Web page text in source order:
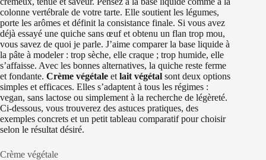
colonne vertébrale de votre tarte. Elle soutient les légumes,
porte les arômes et définit la consistance finale. Si vous avez
déjà essayé une quiche sans œuf et obtenu un flan trop mou,
vous savez de quoi je parle. J’aime comparer la base liquide à
la pâte à modeler : trop sèche, elle craque ; trop humide, elle
s’affaisse. Avec les bonnes alternatives, la quiche reste ferme
et fondante. Crème végétale et lait végétal sont deux options
simples et efficaces. Elles s’adaptent à tous les régimes :
vegan, sans lactose ou simplement à la recherche de légèreté.
Ci‑dessous, vous trouverez des astuces pratiques, des
exemples concrets et un petit tableau comparatif pour choisir
selon le résultat désiré.
Crème végétale